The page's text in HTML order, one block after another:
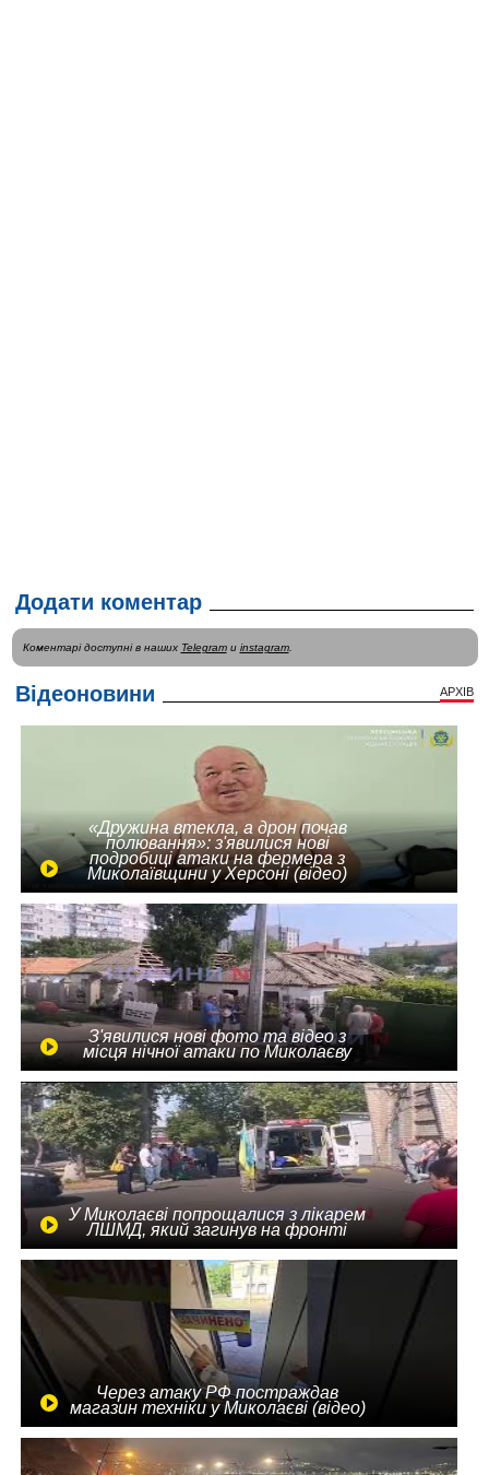
Додати коментар
Коментарі доступні в наших Telegramи instagram.
Відеоновини АРХІВ
«Дружина втекла, а дрон почав
полювання»: з'явилися нові
подробиці атаки на фермера з
Миколаївщини у Херсоні (відео)
З'явилися нові фото та відео з
місця нічної атаки по Миколаєву
У Миколаєві попрощалися з лікарем
ЛШМД, який загинув на фронті
Через атаку РФ постраждав
магазин техніки у Миколаєві (відео)